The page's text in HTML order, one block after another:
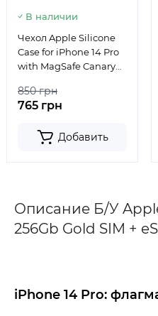
В наличии
Чехол Apple Silicone
Case for iPhone 14 Pro
with MagSafe Canary
850 грн
765 грн
Добавить
Описание Б/У
256Gb Gold SIM +
iPhone 14 Pro: